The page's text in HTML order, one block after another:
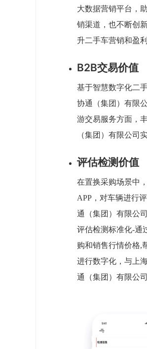
大数据营销平台，
销渠道，也不断创
升二手车营销和盈利
B2B交易价值
基于智慧数字化二
协通（集团）有限
游交易服务方面，
（集团）有限公司
评估检测价值
在置换采购场景中
APP，对车辆进行
通（集团）有限公
评估检测标准化-通
购和销售行情价格,
进行数字化，与上
通（集团）有限公